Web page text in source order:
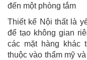
đến một phòng tắm
Thiết kế Nội thất là
để tạo không gian
các mặt hàng khác
thuộc vào thẩm mỹ